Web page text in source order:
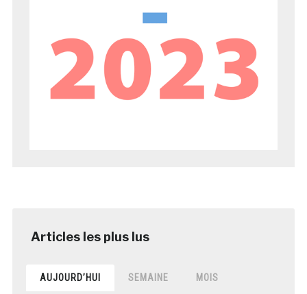
AUJOURD’HUI SEMAINE MOIS